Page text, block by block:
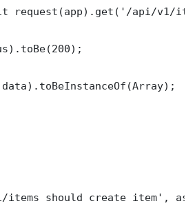
request(app).get('/api/v1/
items should create item',